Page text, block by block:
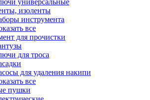
универсальные
изоленты
инструмента
все
для прочистки
для троса
для удаления накипи
все
пушки